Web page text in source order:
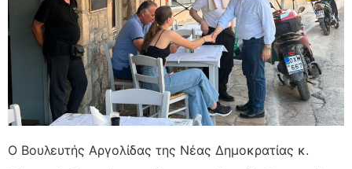
Ο Βουλευτής Αργολίδας της Νέας Δημοκρατίας κ.